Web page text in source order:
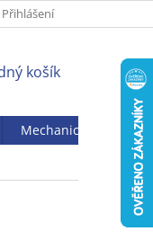
Přihlášení
košík
Mechanický vysavač